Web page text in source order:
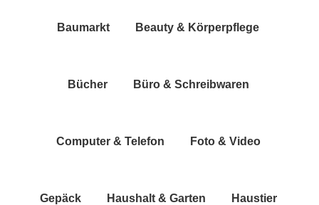
Bau­markt Beau­ty & Körperpflege
Bücher Büro & Schreibwaren
Com­pu­ter & Telefon Foto & Video
Gepäck Haus­halt & Garten Haus­tier